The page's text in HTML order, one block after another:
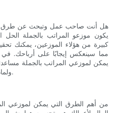
هل أنت صاحب عمل وتبحث عن طرق
يكون موزعو المراتب بالجملة الحل
كبيرة من هؤلاء الموزعين، يمكنك
مما سينعكس إيجابًا على أرباحك.
يمكن لموزعي المراتب بالجملة
ولماذا يُعدّ التعاون معهم قرارًا حكيمًا.
من أهم الطرق التي يمكن لموزعي